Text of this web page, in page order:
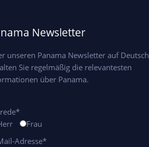
Newsletter
unseren Panama Newsletter auf Deutsch
Sie regelmäßig die relevantesten
über Panama.
Frau
Adresse*